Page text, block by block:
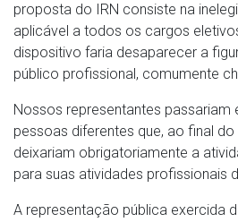
proposta do IRN consiste na
aplicável a todos os cargos
dispositivo faria desaparecer a
público profissional, comumente
Nossos representantes passariam
pessoas diferentes que, ao final
deixariam obrigatoriamente a
para suas atividades profissionais
A representação pública exercida